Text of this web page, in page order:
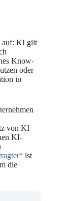
auf: KI gilt
Know-
oder
in
von KI
KI-
ist
die